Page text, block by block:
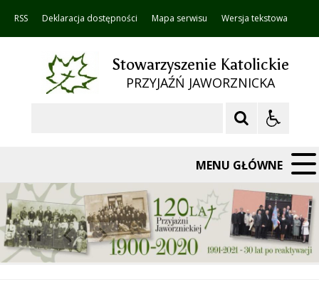
RSS Deklaracja dostępności Mapa serwisu Wersja tekstowa
Stowarzyszenie Katolickie
PRZYJAŹŃ JAWORZNICKA
MENU GŁÓWNE
Poprzedni Element
Następny Element
❚❚